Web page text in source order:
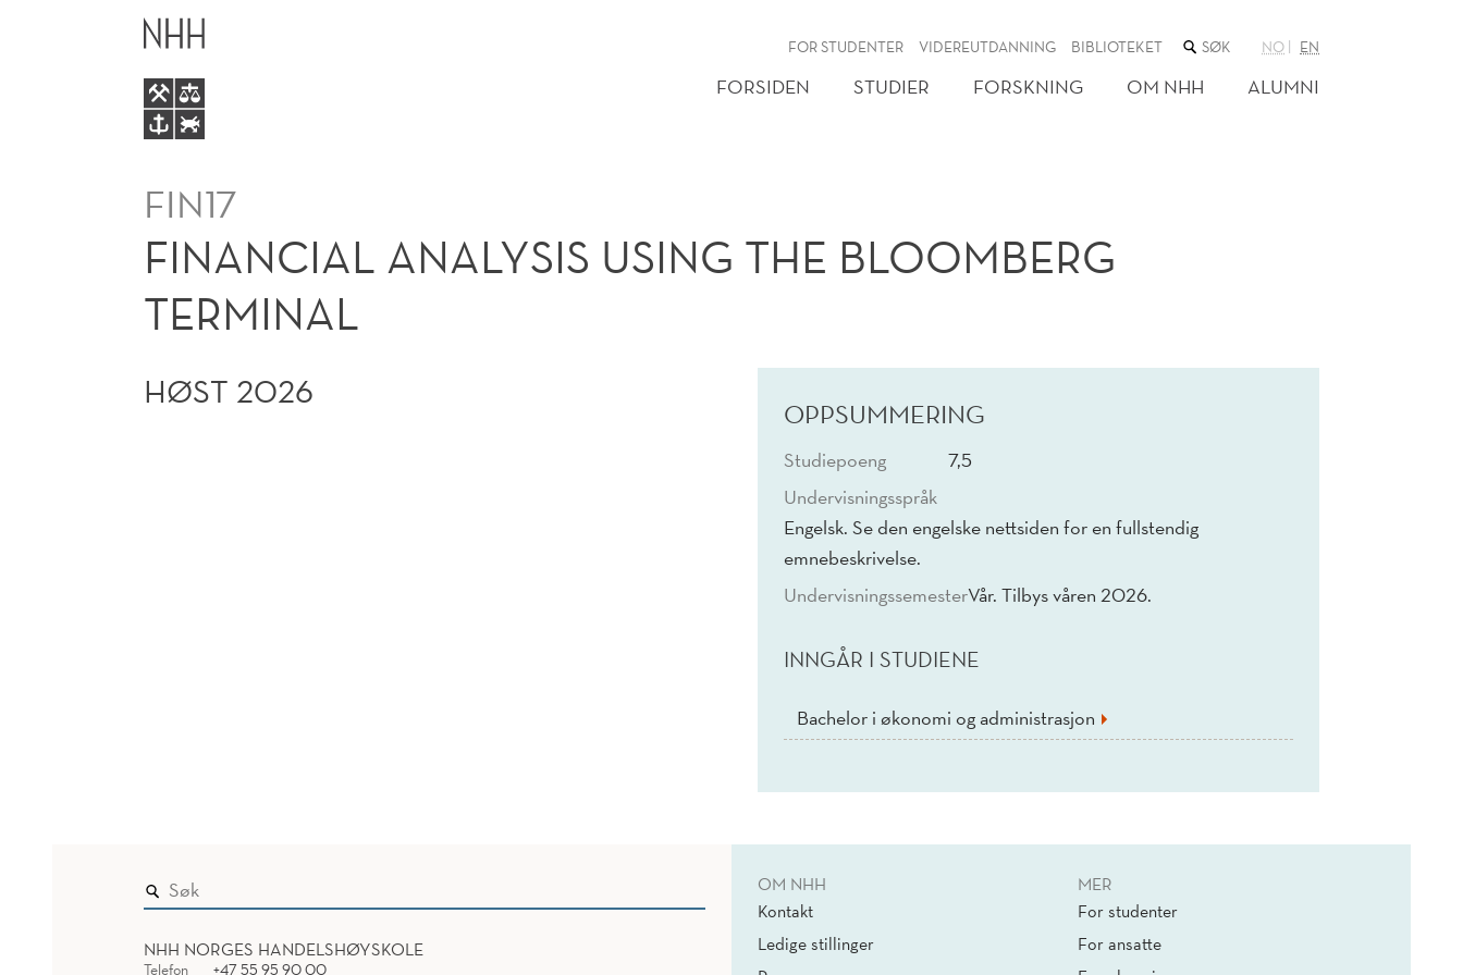
FINANCIAL
ANALYSIS
BLOOMBERG
TERMINAL
FOR STUDENTER VIDEREUTDANNING BIBLIOTEKET SØK
NETTSTEDET
NO EN
FORSIDEN STUDIER FORSKNING OM NHH ALUMNI
FIN17
FINANCIAL ANALYSIS USING THE BLOOMBERG
TERMINAL
HØST 2026
OPPSUMMERING
Studiepoeng
7,5
Undervisningsspråk
Engelsk. Se den engelske nettsiden for en fullstendig
emnebeskrivelse.
UndervisningssemesterVår. Tilbys våren 2026.
INNGÅR I STUDIENE
Bachelor i økonomi og administrasjon
NHH NORGES HANDELSHØYSKOLE
Telefon +47 55 95 90 00
OM NHH
Kontakt
Ledige stillinger
MER
For studenter
For ansatte